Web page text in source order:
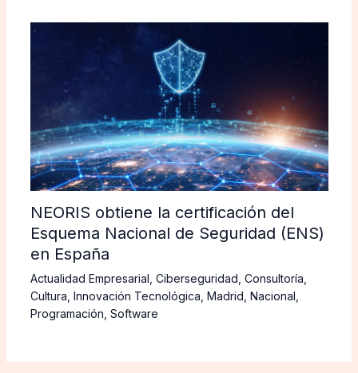
NEORIS obtiene la certificación del
Esquema Nacional de Seguridad (ENS)
en España
Actualidad Empresarial Ciberseguridad Consultoría
Cultura Innovación Tecnológica Madrid Nacional
Programación Software